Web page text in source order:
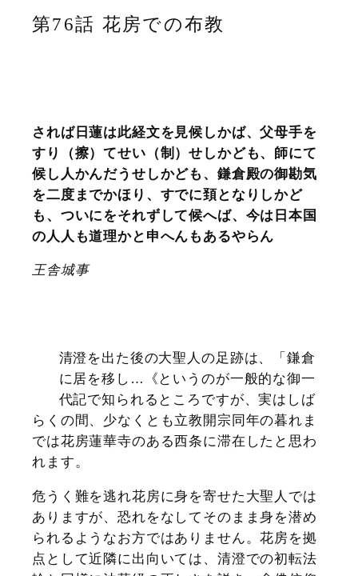
第76話 花房での布教
されば日蓮は此経文を見候しかば、父母手を
すり（擦）てせい（制）せしかども、師にて
候し人かんだうせしかども、鎌倉殿の御勘気
を二度までかほり、すでに頚となりしかど
も、ついにをそれずして候へば、今は日本国
の人人も道理かと申へんもあるやらん
王舎城事
清澄を出た後の大聖人の足跡は、「鎌倉
に居を移し…《というのが一般的な御一
代記で知られるところですが、実はしば
らくの間、少なくとも立教開宗同年の暮れま
では花房蓮華寺のある西条に滞在したと思わ
れます。
危うく難を逃れ花房に身を寄せた大聖人では
ありますが、恐れをなしてそのまま身を潜め
られるようなお方ではありません。花房を拠
点として近隣に出向いては、清澄での初転法